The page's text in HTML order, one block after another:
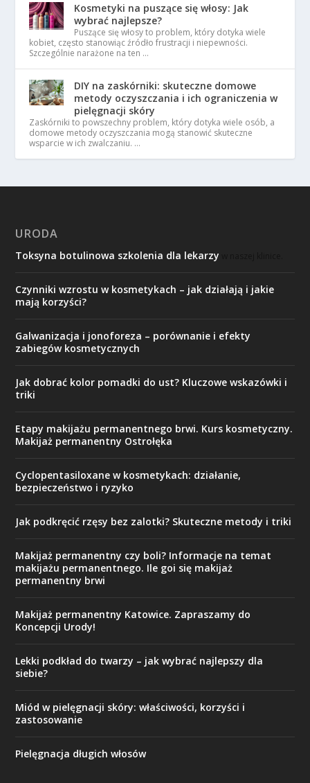
Kosmetyki na puszące się włosy: Jak
wybrać najlepsze?
Puszące się włosy to problem, który dotyka wiele
kobiet, często stanowiąc źródło frustracji i niepewności.
Szczególnie narażone na ten …
DIY na zaskórniki: skuteczne domowe
metody oczyszczania i ich ograniczenia w
pielęgnacji skóry
Zaskórniki to powszechny problem, który dotyka wiele osób, a
domowe metody oczyszczania mogą stanowić skuteczne
wsparcie w ich zwalczaniu. …
URODA
Toksyna botulinowa szkolenia dla lekarzy
Czynniki wzrostu w kosmetykach – jak działają i jakie
mają korzyści?
Galwanizacja i jonoforeza – porównanie i efekty
zabiegów kosmetycznych
Jak dobrać kolor pomadki do ust? Kluczowe wskazówki i
triki
Etapy makijażu permanentnego brwi. Kurs kosmetyczny.
Makijaż permanentny Ostrołęka
Cyclopentasiloxane w kosmetykach: działanie,
bezpieczeństwo i ryzyko
Jak podkręcić rzęsy bez zalotki? Skuteczne metody i triki
Makijaż permanentny czy boli? Informacje na temat
makijażu permanentnego. Ile goi się makijaż
permanentny brwi
Makijaż permanentny Katowice. Zapraszamy do
Koncepcji Urody!
Lekki podkład do twarzy – jak wybrać najlepszy dla
siebie?
Miód w pielęgnacji skóry: właściwości, korzyści i
zastosowanie
Pielęgnacja długich włosów